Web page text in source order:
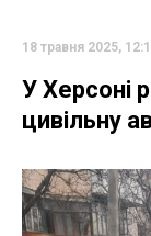
18 травня 2025,
У Херсоні
цивільну